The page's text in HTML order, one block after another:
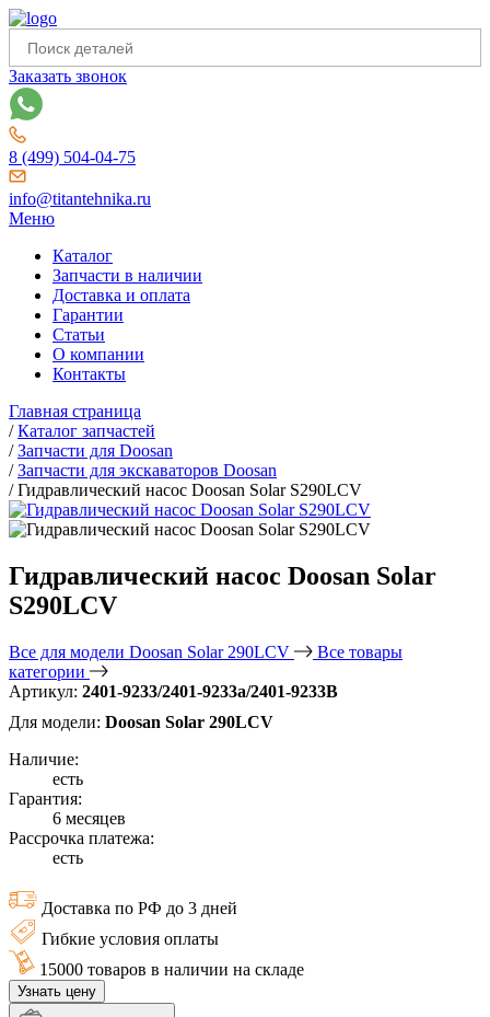
Заказать звонок
8 (499) 504-04-75
info@titantehnika.ru
Меню
Каталог
Запчасти в наличии
Доставка и оплата
Гарантии
Статьи
О компании
Контакты
Главная страница
/Каталог запчастей
/Запчасти для Doosan
/Запчасти для экскаваторов Doosan
/Гидравлический насос Doosan Solar S290LCV
Гидравлический насос Doosan Solar
S290LCV
Все для модели Doosan Solar 290LCV
Все товары
категории
Артикул: 2401-9233/2401-9233а/2401-9233B
Для модели: Doosan Solar 290LCV
Наличие:
есть
Гарантия:
6 месяцев
Рассрочка платежа:
есть
Доставка по РФ до 3 дней
Гибкие условия оплаты
15000 товаров в наличии на складе
Узнать цену